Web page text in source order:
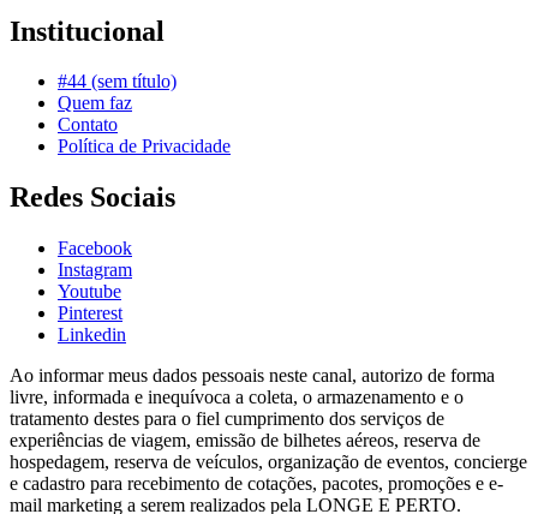
Institucional
#44 (sem título)
Quem faz
Contato
Política de Privacidade
Redes Sociais
Facebook
Instagram
Youtube
Pinterest
Linkedin
Ao informar meus dados pessoais neste canal, autorizo de forma
livre, informada e inequívoca a coleta, o armazenamento e o
tratamento destes para o fiel cumprimento dos serviços de
experiências de viagem, emissão de bilhetes aéreos, reserva de
hospedagem, reserva de veículos, organização de eventos, concierge
e cadastro para recebimento de cotações, pacotes, promoções e e-
mail marketing a serem realizados pela LONGE E PERTO.